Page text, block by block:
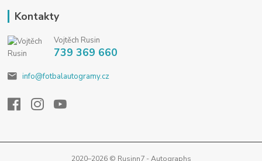
Kontakty
Vojtěch Rusin
739 369 660
info@fotbalautogramy.cz
2020–2026 © Rusinn7 - Autographs